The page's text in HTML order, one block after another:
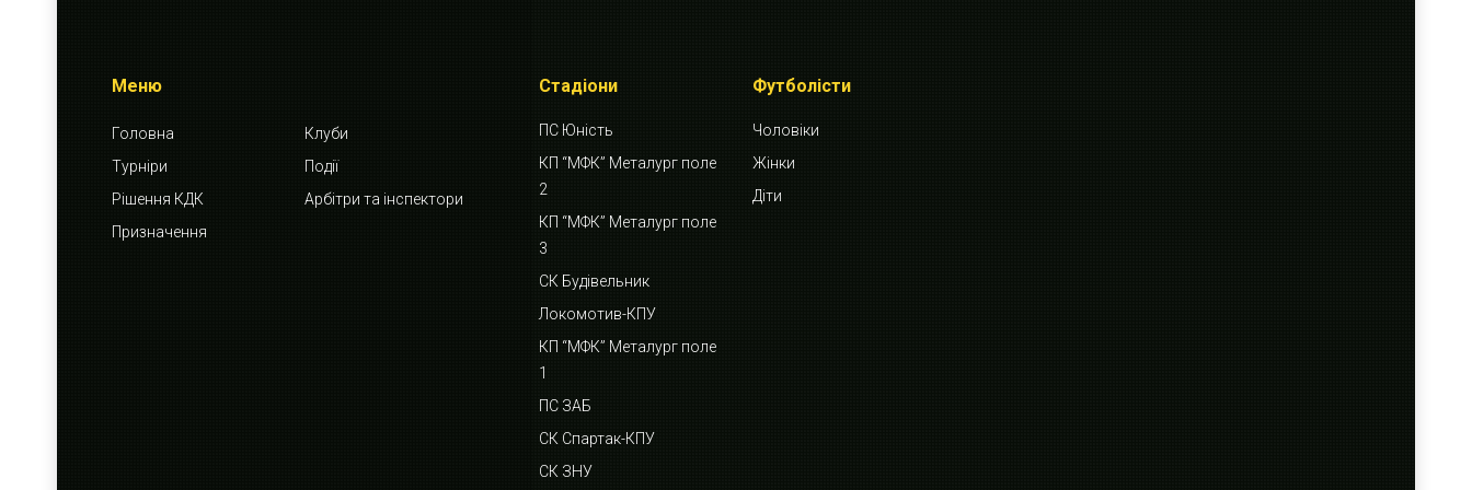
Меню
Головна
Клуби
Турніри
Події
Рішення КДК
Арбітри та інспектори
Призначення
Стадіони
ПС Юність
КП “МФК” Металург поле
2
КП “МФК” Металург поле
3
СК Будівельник
Локомотив-КПУ
КП “МФК” Металург поле
1
ПС ЗАБ
СК Спартак-КПУ
СК ЗНУ
Футболісти
Чоловіки
Жінки
Діти